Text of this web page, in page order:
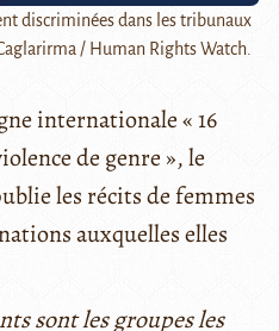
discriminées dans les tribunaux
/ Human Rights Watch.
internationale « 16
de genre », le
les récits de femmes
auxquelles elles
sont les groupes les